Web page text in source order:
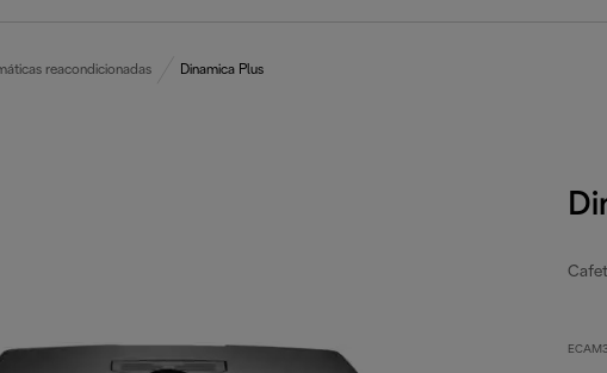
reacondicionadas Dinamica Plus